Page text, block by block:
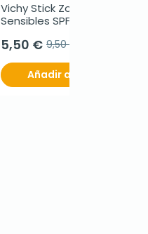
Vichy Stick Zonas
Sensibles SPF50+, 9g.
5,50 € 9,50 €
Añadir al carrito